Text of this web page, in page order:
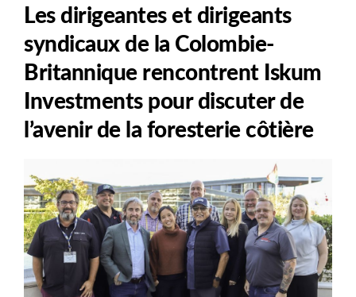
Les dirigeantes et dirigeants
syndicaux de la Colombie-
Britannique rencontrent Iskum
Investments pour discuter de
l’avenir de la foresterie côtière
Main
Image
Image